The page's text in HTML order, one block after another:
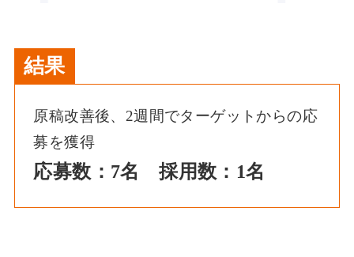
結果
原稿改善後、2週間でターゲットからの応
募を獲得
応募数：7名 採用数：1名